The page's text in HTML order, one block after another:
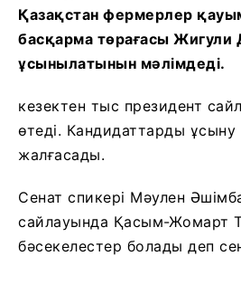
Қазақстан фермерлер
басқарма төрағасы Жигули
ұсынылатынын мәлімдеді.
кезектен тыс президент
өтеді. Кандидаттарды ұсыну
жалғасады.
Сенат спикері Мәулен
сайлауында Қасым-Жомарт
бәсекелестер болады деп